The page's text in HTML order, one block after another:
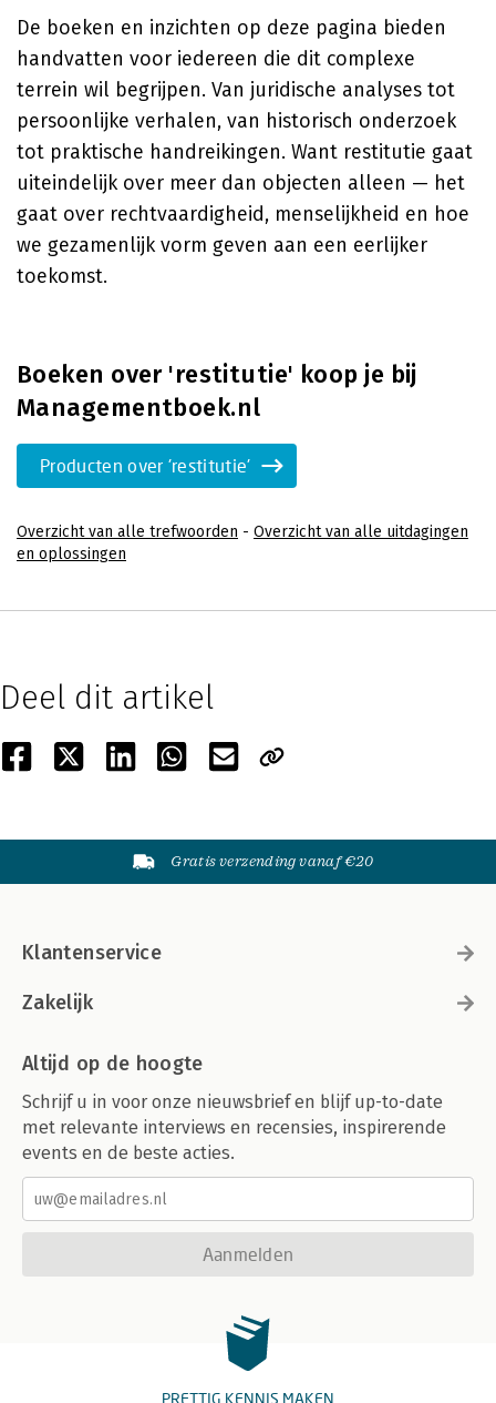
De boeken en inzichten op deze pagina bieden
handvatten voor iedereen die dit complexe
terrein wil begrijpen. Van juridische analyses tot
persoonlijke verhalen, van historisch onderzoek
tot praktische handreikingen. Want restitutie gaat
uiteindelijk over meer dan objecten alleen — het
gaat over rechtvaardigheid, menselijkheid en hoe
we gezamenlijk vorm geven aan een eerlijker
toekomst.
Boeken over 'restitutie' koop je bij
Managementboek.nl
Producten over 'restitutie'
Overzicht van alle trefwoorden - Overzicht van alle uitdagingen
en oplossingen
Deel dit artikel
Gratis verzending vanaf €20
Klantenservice
Zakelijk
Altijd op de hoogte
Schrijf u in voor onze nieuwsbrief en blijf up-to-date
met relevante interviews en recensies, inspirerende
events en de beste acties.
Aanmelden
PRETTIG KENNIS MAKEN